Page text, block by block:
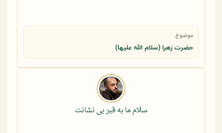
موضوع
حضرت زهرا (سلام الله علیها)
سلام ما به قبر بی نشانت